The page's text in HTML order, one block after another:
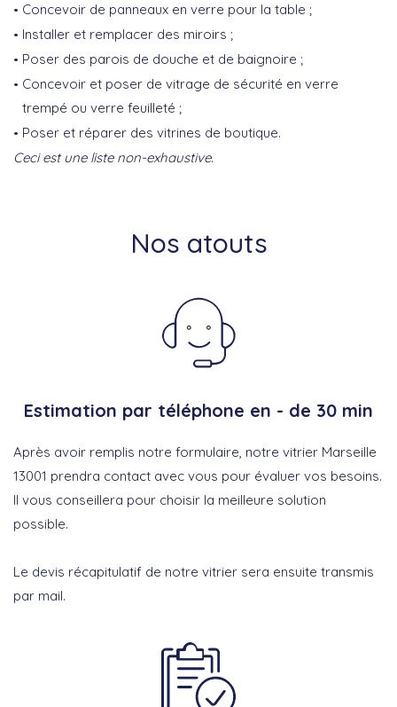
Concevoir de panneaux en verre pour la table ;
Installer et remplacer des miroirs ;
Poser des parois de douche et de baignoire ;
Concevoir et poser de vitrage de sécurité en verre
trempé ou verre feuilleté ;
Poser et réparer des vitrines de boutique.
Ceci est une liste non-exhaustive.
Nos atouts
Estimation par téléphone en - de 30 min
Après avoir remplis notre formulaire, notre vitrier Marseille
13001 prendra contact avec vous pour évaluer vos besoins.
Il vous conseillera pour choisir la meilleure solution
possible.
Le devis récapitulatif de notre vitrier sera ensuite transmis
par mail.